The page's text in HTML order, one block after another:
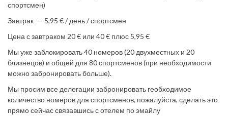
спортсмен)
Завтрак — 5,95 € / день / спортсмен
Цена с завтраком 20 € или 40 € плюс 5,95 €
Мы уже заблокировать 40 номеров (20 двухместных и 20
близнецов) и общей для 80 спортсменов (при необходимости
можно забронировать больше).
Мы просим все делегации забронировать геобходимое
количество номеров для спортсменов, пожалуйста, сделать это
прямо сейчас связавшись с отелем по эмайлу